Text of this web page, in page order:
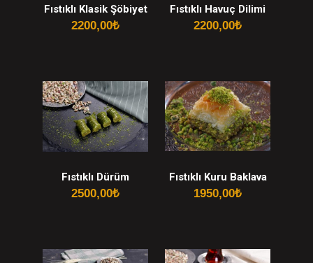
Fıstıklı Klasik Şöbiyet
2200,00₺
Fıstıklı Havuç Dilimi
2200,00₺
Fıstıklı Dürüm
2500,00₺
Fıstıklı Kuru Baklava
1950,00₺